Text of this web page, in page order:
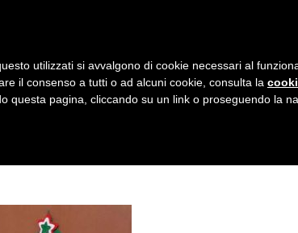
A
V
G
utilizzati si avvalgono di cookie necessari al
il consenso a tutti o ad alcuni cookie, consulta la
questa pagina, cliccando su un link o proseguendo la